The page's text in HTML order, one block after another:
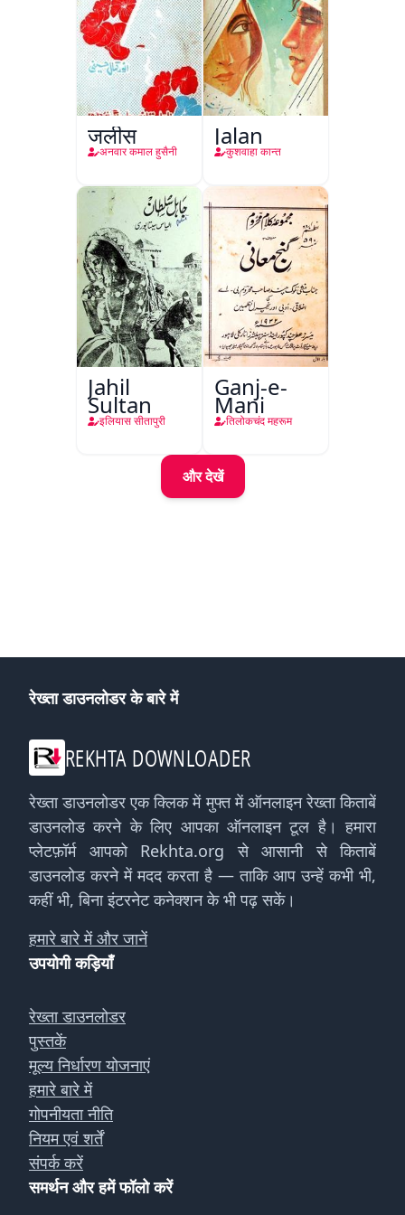
जलीस
अनवार कमाल हुसैनी
Jalan
कुशवाहा कान्त
Jahil
Sultan
इलियास सीतापुरी
Ganj-e-
Mani
तिलोकचंद महरूम
और देखें
रेख्ता डाउनलोडर के बारे में
REKHTA DOWNLOADER
रेख्ता डाउनलोडर एक क्लिक में मुफ्त में ऑनलाइन रेख्ता किताबें
डाउनलोड करने के लिए आपका ऑनलाइन टूल है। हमारा
प्लेटफ़ॉर्म आपको Rekhta.org से आसानी से किताबें
डाउनलोड करने में मदद करता है — ताकि आप उन्हें कभी भी,
कहीं भी, बिना इंटरनेट कनेक्शन के भी पढ़ सकें।
हमारे बारे में और जानें
उपयोगी कड़ियाँ
रेख्ता डाउनलोडर
पुस्तकें
मूल्य निर्धारण योजनाएं
हमारे बारे में
गोपनीयता नीति
नियम एवं शर्तें
संपर्क करें
समर्थन और हमें फॉलो करें